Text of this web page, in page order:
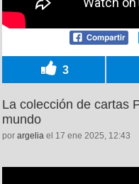
3
La colección de cartas
mundo
por argelia el 17 ene 2025, 12:43